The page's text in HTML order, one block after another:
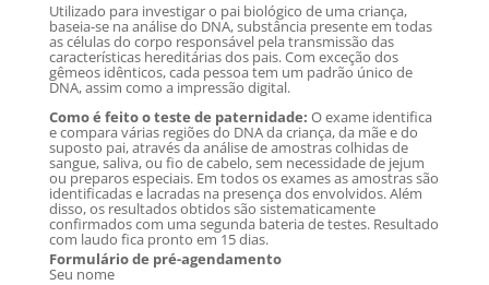
Utilizado para investigar o pai biológico de uma criança,
baseia-se na análise do DNA, substância presente em todas
as células do corpo responsável pela transmissão das
características hereditárias dos pais. Com exceção dos
gêmeos idênticos, cada pessoa tem um padrão único de
DNA, assim como a impressão digital.
Como é feito o teste de paternidade: O exame identifica
e compara várias regiões do DNA da criança, da mãe e do
suposto pai, através da análise de amostras colhidas de
sangue, saliva, ou fio de cabelo, sem necessidade de jejum
ou preparos especiais. Em todos os exames as amostras são
identificadas e lacradas na presença dos envolvidos. Além
disso, os resultados obtidos são sistematicamente
confirmados com uma segunda bateria de testes. Resultado
com laudo fica pronto em 15 dias.
Formulário de pré-agendamento
Seu nome